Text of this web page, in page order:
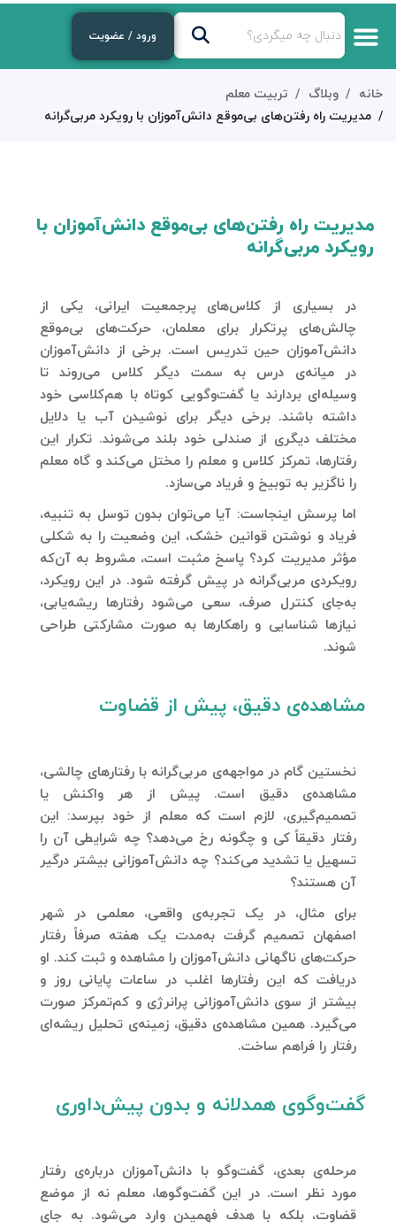
ورود / عضویت
خانه وبلاگ
تربیت معلم
مدیریت راه‌ رفتن‌های بی‌موقع دانش‌آموزان با رویکرد مربی‌گرانه
مدیریت راه‌ رفتن‌های بی‌موقع دانش‌آموزان با
رویکرد مربی‌گرانه
در بسیاری از کلاس‌های پرجمعیت ایرانی، یکی از
چالش‌های پرتکرار برای معلمان، حرکت‌های بی‌موقع
دانش‌آموزان حین تدریس است. برخی از دانش‌آموزان
در میانه‌ی درس به سمت دیگر کلاس می‌روند تا
وسیله‌ای بردارند یا گفت‌وگویی کوتاه با هم‌کلاسی خود
داشته باشند. برخی دیگر برای نوشیدن آب یا دلایل
مختلف دیگری از صندلی خود بلند می‌شوند. تکرار این
رفتارها، تمرکز کلاس و معلم را مختل می‌کند و گاه معلم
را ناگزیر به توبیخ و فریاد می‌سازد.
اما پرسش اینجاست: آیا می‌توان بدون توسل به تنبیه،
فریاد و نوشتن قوانین خشک، این وضعیت را به شکلی
مؤثر مدیریت کرد؟ پاسخ مثبت است، مشروط به آن‌که
رویکردی مربی‌گرانه در پیش گرفته شود. در این رویکرد،
به‌جای کنترل صرف، سعی می‌شود رفتارها ریشه‌یابی،
نیازها شناسایی و راهکارها به صورت مشارکتی طراحی
شوند.
مشاهده‌ی دقیق، پیش از قضاوت
نخستین گام در مواجهه‌ی مربی‌گرانه با رفتارهای چالشی،
مشاهده‌ی دقیق است. پیش از هر واکنش یا
تصمیم‌گیری، لازم است که معلم از خود بپرسد: این
رفتار دقیقاً کی و چگونه رخ می‌دهد؟ چه شرایطی آن را
تسهیل یا تشدید می‌کند؟ چه دانش‌آموزانی بیشتر درگیر
آن هستند؟
برای مثال، در یک تجربه‌ی واقعی، معلمی در شهر
اصفهان تصمیم گرفت به‌مدت یک هفته صرفاً رفتار
حرکت‌های ناگهانی دانش‌آموزان را مشاهده و ثبت کند. او
دریافت که این رفتارها اغلب در ساعات پایانی روز و
بیشتر از سوی دانش‌آموزانی پرانرژی و کم‌تمرکز صورت
می‌گیرد. همین مشاهده‌ی دقیق، زمینه‌ی تحلیل ریشه‌ای
رفتار را فراهم ساخت.
گفت‌وگوی همدلانه و بدون پیش‌داوری
مرحله‌ی بعدی، گفت‌وگو با دانش‌آموزان درباره‌ی رفتار
مورد نظر است. در این گفت‌وگوها، معلم نه از موضع
قضاوت، بلکه با هدف فهمیدن وارد می‌شود. به جای